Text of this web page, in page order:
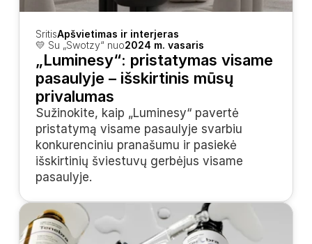
SritisApšvietimas ir interjeras
💛 Su „Swotzy“ nuo2024 m. vasaris
„Luminesy“: pristatymas visame
pasaulyje – išskirtinis mūsų
privalumas
Sužinokite, kaip „Luminesy“ pavertė
pristatymą visame pasaulyje svarbiu
konkurenciniu pranašumu ir pasiekė
išskirtinių šviestuvų gerbėjus visame
pasaulyje.